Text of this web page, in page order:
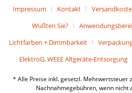
Impressum
Kontakt
Wußten Sie?
Lichtfarben + Dimmbarkeit
ElektroG, WEEE Altgeräte-Entsorgung
* Alle Preise inkl. gesetzl. Mehrwertsteuer
Nachnahmegebühren, wenn nicht